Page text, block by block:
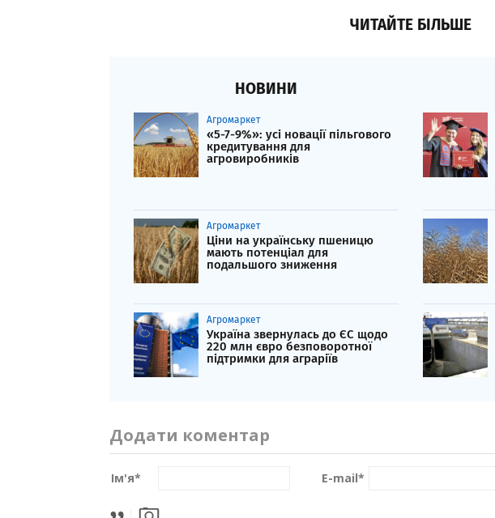
ЧИТАЙТЕ БІЛЬШЕ
НОВИНИ
Агромаркет
«5-7-9%»: усі новації пільгового
кредитування для
агровиробників
Агромаркет
Ціни на українську пшеницю
мають потенціал для
подальшого зниження
Агромаркет
Україна звернулась до ЄС щодо
220 млн євро безповоротної
підтримки для аграріїв
Додати коментар
Ім'я* E-mail*